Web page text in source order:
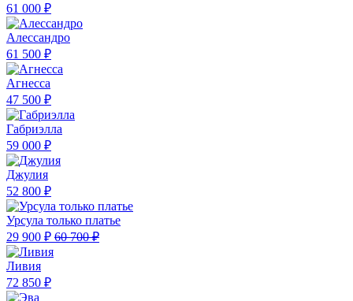
61 000 ₽
Алессандро
61 500 ₽
Агнесса
47 500 ₽
Габриэлла
59 000 ₽
Джулия
52 800 ₽
Урсула только платье
29 900 ₽ 60 700 ₽
Ливия
72 850 ₽